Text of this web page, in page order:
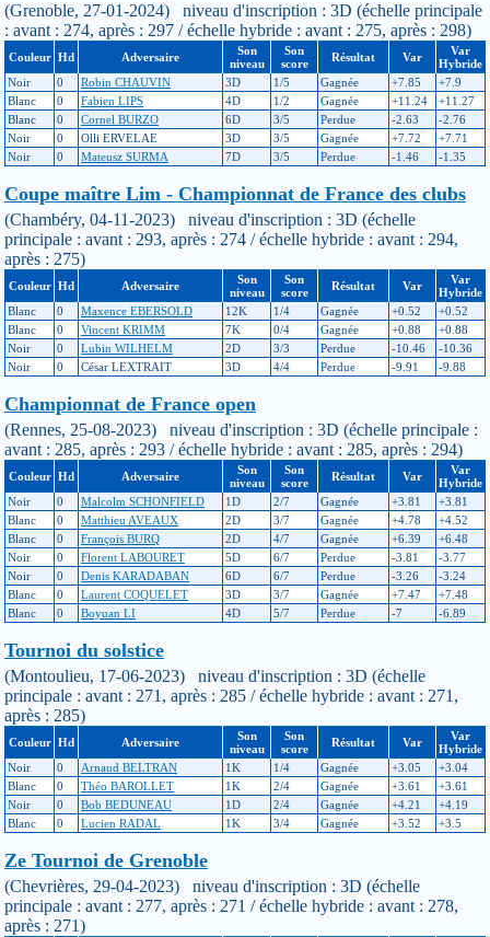
(Grenoble, 27-01-2024) niveau d'inscription : 3D (échelle principale
: avant : 274, après : 297 / échelle hybride : avant : 275, après : 298)
Couleur Hd Adversaire
Son
niveau
Son
score
Résultat Var
Var
Hybride
Noir
0 Robin CHAUVIN 3D 1/5 Gagnée +7.85
+7.9
Blanc
0 Fabien LIPS 4D 1/2 Gagnée +11.24
+11.27
Blanc
0 Cornel BURZO 6D 3/5 Perdue -2.63
-2.76
Noir
0 Olli ERVELAE 3D 3/5 Gagnée +7.72
+7.71
Noir
0 Mateusz SURMA 7D 3/5 Perdue -1.46 -1.35
Coupe maître Lim - Championnat de France des clubs
(Chambéry, 04-11-2023) niveau d'inscription : 3D (échelle
principale : avant : 293, après : 274 / échelle hybride : avant : 294,
après : 275)
Couleur Hd Adversaire
Son
niveau
Son
score
Résultat Var
Var
Hybride
Blanc
0 Maxence EBERSOLD 12K 1/4 Gagnée +0.52
+0.52
Blanc
0 Vincent KRIMM 7K 0/4 Gagnée +0.88
+0.88
Noir
0 Lubin WILHELM 2D 3/3 Perdue -10.46
-10.36
Noir
0 César LEXTRAIT 3D 4/4 Perdue -9.91 -9.88
Championnat de France open
(Rennes, 25-08-2023) niveau d'inscription : 3D (échelle principale :
avant : 285, après : 293 / échelle hybride : avant : 285, après : 294)
Couleur Hd Adversaire
Son
niveau
Son
score
Résultat Var
Var
Hybride
Noir
0 Malcolm SCHONFIELD 1D 2/7 Gagnée +3.81
+3.81
Blanc
0 Matthieu AVEAUX 2D 3/7 Gagnée +4.78
+4.52
Blanc
0 François BURQ 2D 4/7 Gagnée +6.39
+6.48
Noir
0 Florent LABOURET 5D 6/7 Perdue -3.81
-3.77
Noir
0 Denis KARADABAN 6D 6/7 Perdue -3.26
-3.24
Blanc
0 Laurent COQUELET 3D 3/7 Gagnée +7.47
+7.48
Blanc
0 Boyuan LI 4D 5/7 Perdue -7 -6.89
Tournoi du solstice
(Montoulieu, 17-06-2023) niveau d'inscription : 3D (échelle
principale : avant : 271, après : 285 / échelle hybride : avant : 271,
après : 285)
Couleur Hd Adversaire
Son
niveau
Son
score
Résultat Var
Var
Hybride
Noir
0 Arnaud BELTRAN 1K 1/4 Gagnée +3.05
+3.04
Blanc
0 Théo BAROLLET 1K 2/4 Gagnée +3.61
+3.61
Noir
0 Bob BEDUNEAU 1D 2/4 Gagnée +4.21
+4.19
Blanc
0 Lucien RADAL 1K 3/4 Gagnée +3.52 +3.5
Ze Tournoi de Grenoble
(Chevrières, 29-04-2023) niveau d'inscription : 3D (échelle
principale : avant : 277, après : 271 / échelle hybride : avant : 278,
après : 271)